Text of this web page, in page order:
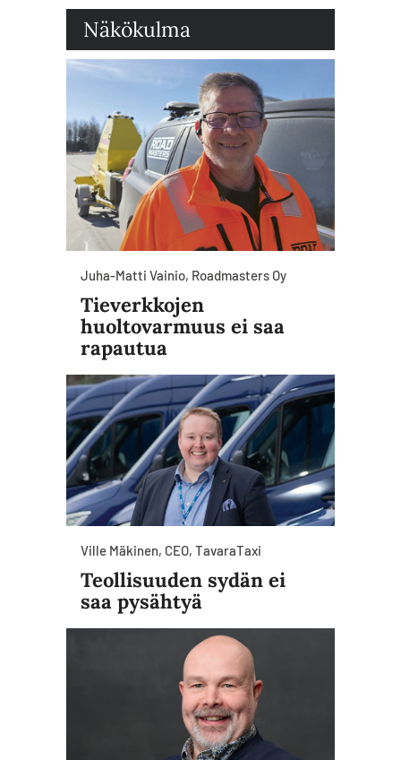
Näkökulma
Juha-Matti Vainio, Roadmasters Oy
Tieverkkojen
huoltovarmuus ei saa
rapautua
Ville Mäkinen, CEO, TavaraTaxi
Teollisuuden sydän ei
saa pysähtyä